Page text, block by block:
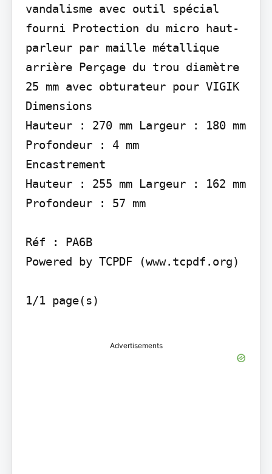
vandalisme avec outil spécial
fourni Protection du micro haut-
parleur par maille métallique
arrière Perçage du trou diamètre
25 mm avec obturateur pour VIGIK
Dimensions
Hauteur : 270 mm Largeur : 180 mm
Profondeur : 4 mm
Encastrement
Hauteur : 255 mm Largeur : 162 mm
Profondeur : 57 mm
Réf : PA6B
Powered by TCPDF (www.tcpdf.org)
1/1 page(s)
Advertisements